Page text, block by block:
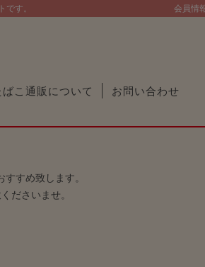
す。 会員情
ばこ通販について お問い合わせ
すめ致します。
ださいませ。